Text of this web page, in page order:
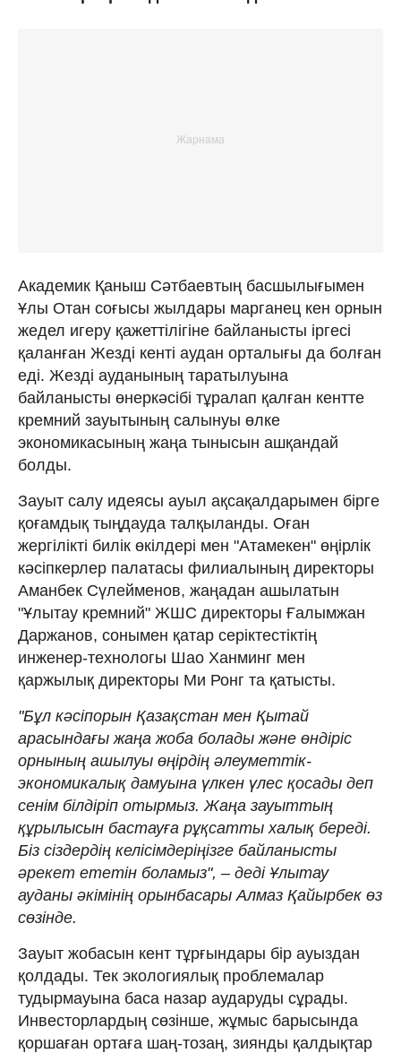
Академик Қаныш Сәтбаевтың басшылығымен
Ұлы Отан соғысы жылдары марганец кен орнын
жедел игеру қажеттілігіне байланысты іргесі
қаланған Жезді кенті аудан орталығы да болған
еді. Жезді ауданының таратылуына
байланысты өнеркәсібі тұралап қалған кентте
кремний зауытының салынуы өлке
экономикасының жаңа тынысын ашқандай
болды.
Зауыт салу идеясы ауыл ақсақалдарымен бірге
қоғамдық тыңдауда талқыланды. Оған
жергілікті билік өкілдері мен "Атамекен" өңірлік
кәсіпкерлер палатасы филиалының директоры
Аманбек Сүлейменов, жаңадан ашылатын
"Ұлытау кремний" ЖШС директоры Ғалымжан
Даржанов, сонымен қатар серіктестіктің
инженер-технологы Шао Ханминг мен
қаржылық директоры Ми Ронг та қатысты.
"Бұл кәсіпорын Қазақстан мен Қытай
арасындағы жаңа жоба болады және өндіріс
орнының ашылуы өңірдің әлеуметтік-
экономикалық дамуына үлкен үлес қосады деп
сенім білдіріп отырмыз. Жаңа зауыттың
құрылысын бастауға рұқсатты халық береді.
Біз сіздердің келісімдеріңізге байланысты
әрекет ететін боламыз", – деді Ұлытау
ауданы әкімінің орынбасары Алмаз Қайырбек өз
сөзінде.
Зауыт жобасын кент тұрғындары бір ауыздан
қолдады. Тек экологиялық проблемалар
тудырмауына баса назар аударуды сұрады.
Инвесторлардың сөзінше, жұмыс барысында
қоршаған ортаға шаң-тозаң, зиянды қалдықтар